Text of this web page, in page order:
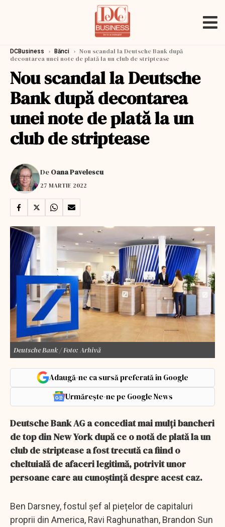
DCBusiness › Bănci › Nou scandal la Deutsche Bank după
decontarea unei note de plată la un club de striptease
Nou scandal la Deutsche
Bank după decontarea
unei note de plată la un
club de striptease
De Oana Pavelescu
27 MARTIE 2022
Deutsche Bank / Foto: Arhivă
Adaugă-ne ca sursă preferată în Google
Urmărește-ne pe Google News
Deutsche Bank AG a concediat mai mulți bancheri
de top din New York după ce o notă de plată la un
club de striptease a fost trecută ca fiind o
cheltuială de afaceri legitimă, potrivit unor
persoane care au cunoștință despre acest caz.
Ben Darsney, fostul șef al piețelor de capitaluri
proprii din America, Ravi Raghunathan, Brandon Sun